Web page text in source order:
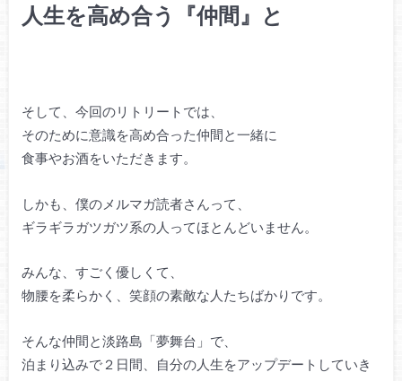
人生を高め合う『仲間』と
そして、今回のリトリートでは、
そのために意識を高め合った仲間と一緒に
食事やお酒をいただきます。
しかも、僕のメルマガ読者さんって、
ギラギラガツガツ系の人ってほとんどいません。
みんな、すごく優しくて、
物腰を柔らかく、笑顔の素敵な人たちばかりです。
そんな仲間と淡路島「夢舞台」で、
泊まり込みで２日間、自分の人生をアップデートしていき